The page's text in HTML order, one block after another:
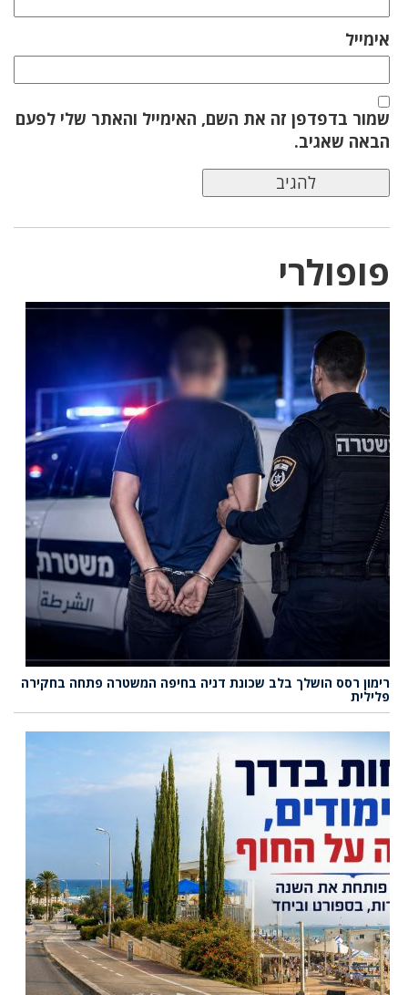
אימייל
שמור בדפדפן זה את השם, האימייל והאתר שלי לפעם
הבאה שאגיב.
פופולרי
רימון רסס הושלך בלב שכונת דניה בחיפה המשטרה פתחה בחקירה
פלילית